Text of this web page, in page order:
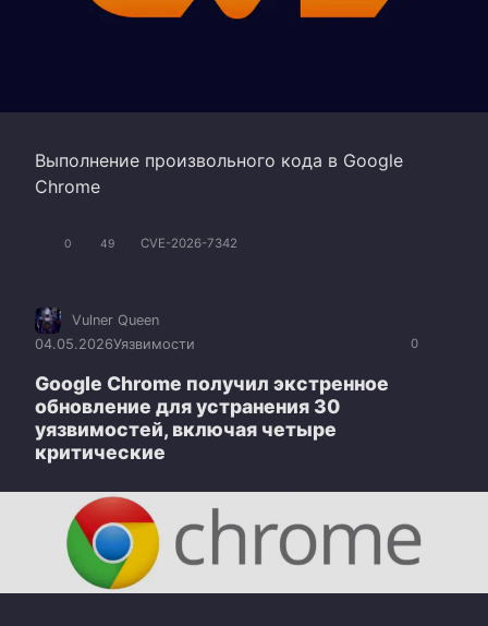
Выполнение произвольного кода в Google
Chrome
0 49 CVE-2026-7342
0
Vulner Queen
04.05.2026Уязвимости
Google Chrome получил экстренное
обновление для устранения 30
уязвимостей, включая четыре
критические